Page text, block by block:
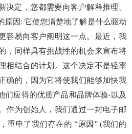
决定，您都需要向客户解释推理。
原因: 它使您清楚地了解是什么驱动
容易向客户阐明这一点。最近，我
，同样具有挑战性的机会来宣布将
相结合的计划。这个决定不是轻率
确的，因为它将使我们能够加快我
们应得的优质产品和品牌体验-以及
作为创始人，我们通过一封电子邮
重申了我们存在的 “原因” (我们的